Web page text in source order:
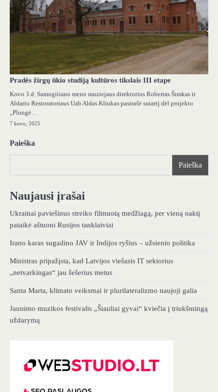
Pradės žirgų ūkio studiją kultūros tikslais III etape
Kovo 3 d. Samogitiano meno muziejaus direktorius Robertas Šimkas ir
Aldario Restoratoriaus Uab Aldas Kliukas pasirašė sutartį dėl projekto
„Plungė…
7 kovo, 2025
Paieška
Paieška
Naujausi įrašai
Ukrainai paviešinus streiko filmuotą medžiagą, per vieną naktį
pataikė aštuoni Rusijos tanklaiviai
Irano karas sugadino JAV ir Indijos ryšius – užsienio politika
Ministras pripažįsta, kad Latvijos viešasis IT sektorius
„netvarkingas“ jau šešerius metus
Santa Marta, klimato veiksmai ir plurilateralizmo naujoji galia
Jaunimo muzikos festivalis „Šiauliai gyvai“ kviečia į triukšmingą
uždarymą